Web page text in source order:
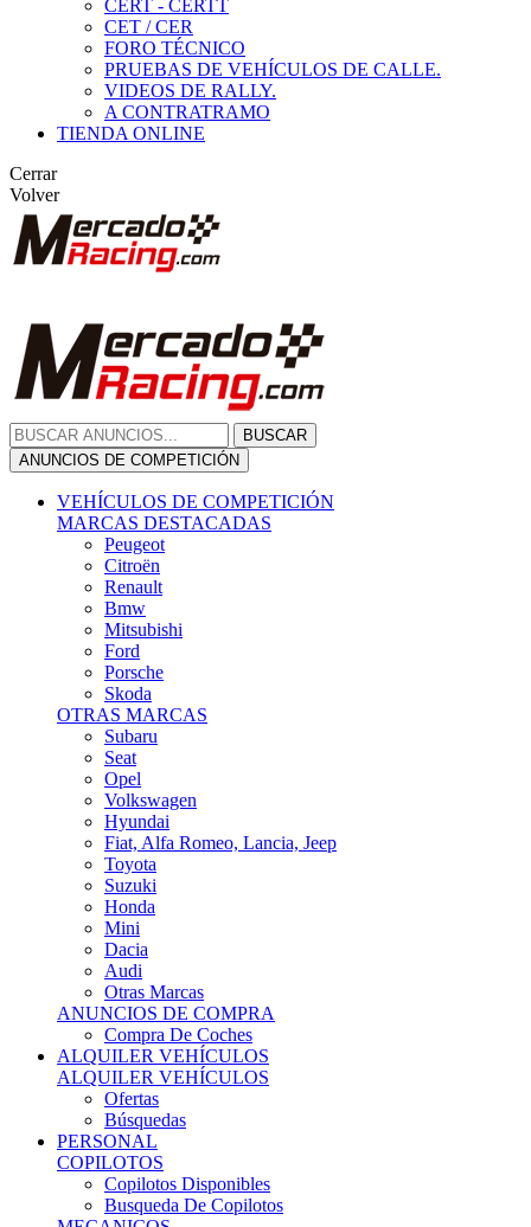
CERT - CERTT
CET / CER
FORO TÉCNICO
PRUEBAS DE VEHÍCULOS DE CALLE.
VIDEOS DE RALLY.
A CONTRATRAMO
TIENDA ONLINE
Cerrar
Volver
BUSCAR
ANUNCIOS DE COMPETICIÓN
VEHÍCULOS DE COMPETICIÓN
MARCAS DESTACADAS
Peugeot
Citroën
Renault
Bmw
Mitsubishi
Ford
Porsche
Skoda
OTRAS MARCAS
Subaru
Seat
Opel
Volkswagen
Hyundai
Fiat, Alfa Romeo, Lancia, Jeep
Toyota
Suzuki
Honda
Mini
Dacia
Audi
Otras Marcas
ANUNCIOS DE COMPRA
Compra De Coches
ALQUILER VEHÍCULOS
ALQUILER VEHÍCULOS
Ofertas
Búsquedas
PERSONAL
COPILOTOS
Copilotos Disponibles
Busqueda De Copilotos
MECANICOS
Mecánicos Disponibles